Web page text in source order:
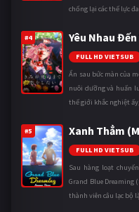
chống lại các thế lực
#4 Yêu Nhau
FULL HD VIETSUB
Ẩn sau bức màn của
nuôi dưỡng và huấn
thế giới khắc nghiệt
#5 Xanh Thẳm
FULL HD VIETSUB
Sau hàng loạt
Grand Blue Dreaming
thành viên câu lạc bộ